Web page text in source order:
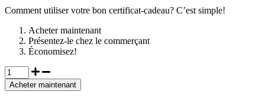
Comment utiliser votre bon certificat-cadeau? C’est simple!
Acheter maintenant
Présentez-le chez le commerçant
Économisez!
Acheter maintenant